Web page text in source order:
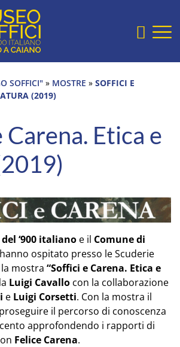
blocchi
del sito
slide
mostre e collezioni
ultimi eventi
archivio digitale
SOFFICI" » MOSTRE » SOFFICI E
(2019)
Carena. Etica e
‘900 italiano e il Comune di
hanno ospitato presso le Scuderie
mostra “Soffici e Carena. Etica e
Luigi Cavallo con la collaborazione
e Luigi Corsetti. Con la mostra il
il percorso di conoscenza
approfondendo i rapporti di
Felice Carena.